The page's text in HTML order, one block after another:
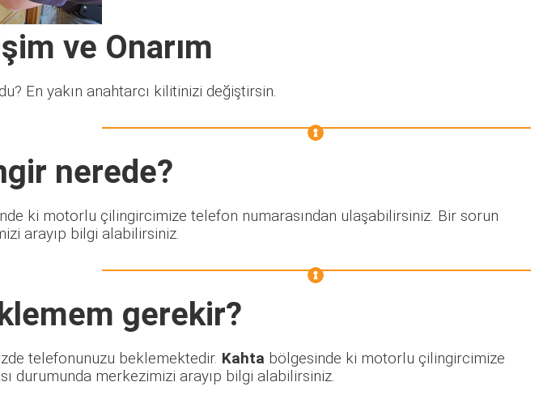
ve Onarım
En yakın anahtarcı kilitinizi değiştirsin.
nerede?
ki motorlu çilingircimize telefon numarasından ulaşabilirsiniz. Bir sorun
arayıp bilgi alabilirsiniz.
gerekir?
telefonunuzu beklemektedir. Kahta bölgesinde ki motorlu çilingircimize
durumunda merkezimizi arayıp bilgi alabilirsiniz.